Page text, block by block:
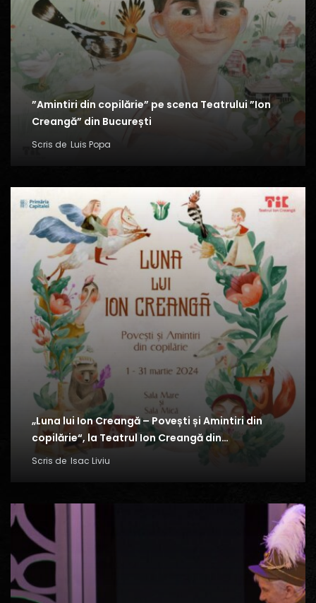
”Amintiri din copilărie” pe scena Teatrului ”Ion
Creangă” din București
Scris de Luis Popa
„Luna lui Ion Creangă – Povești și Amintiri din
copilărie“, la Teatrul Ion Creangă din…
Scris de Isac Liviu